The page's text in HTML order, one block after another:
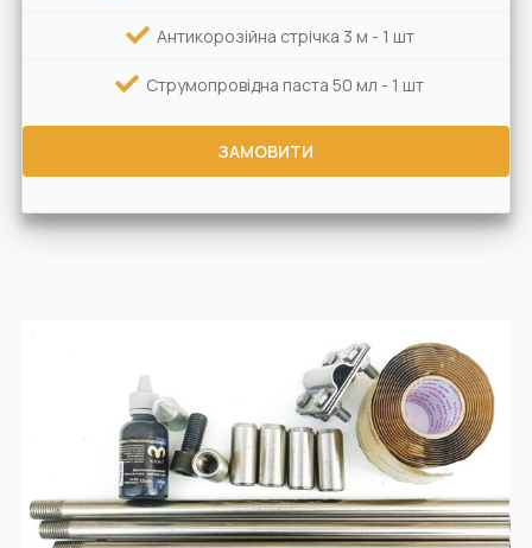
Антикорозійна стрічка 3 м - 1 шт
Струмопровідна паста 50 мл - 1 шт
ЗАМОВИТИ